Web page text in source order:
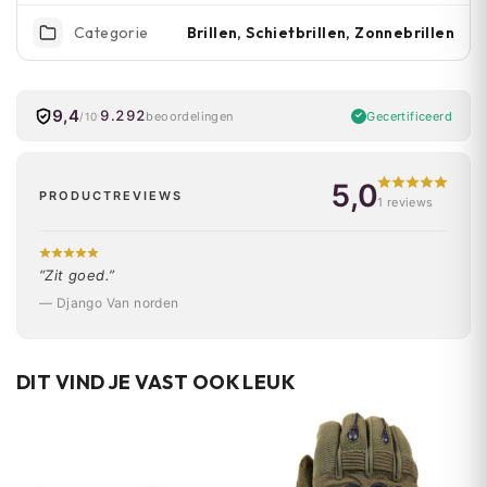
Categorie Brillen, Schietbrillen, Zonnebrillen
9,4/10 9.292beoordelingen Gecertificeerd
PRODUCTREVIEWS 5,01 reviews
“Zit goed.”
— Django Van norden
DIT VIND JE VAST OOK LEUK